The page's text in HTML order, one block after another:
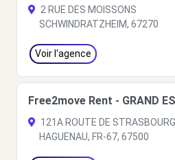
2 RUE DES MOISSONS
SCHWINDRATZHEIM, 67270
Voir l'agence
Free2move Rent - GRAND
121A ROUTE DE STRASBOURG
HAGUENAU, FR-67, 67500